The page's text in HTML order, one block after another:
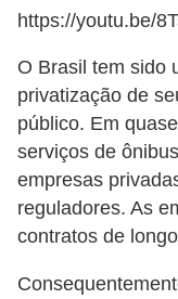
https://youtu.be/
O Brasil tem sido
privatização de
público. Em
serviços de
empresas
reguladores. As
contratos de